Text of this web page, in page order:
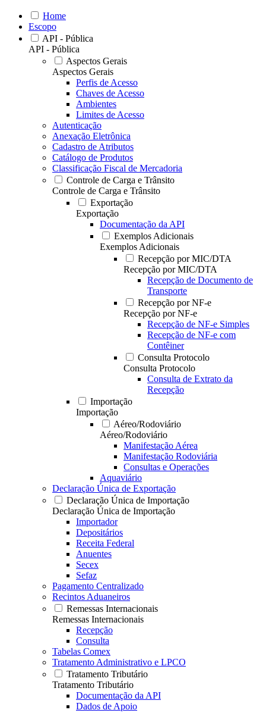
Home
Escopo
API - Pública
API - Pública
Aspectos Gerais
Aspectos Gerais
Perfis de Acesso
Chaves de Acesso
Ambientes
Limites de Acesso
Autenticação
Anexação Eletrônica
Cadastro de Atributos
Catálogo de Produtos
Classificação Fiscal de Mercadoria
Controle de Carga e Trânsito
Controle de Carga e Trânsito
Exportação
Exportação
Documentação da API
Exemplos Adicionais
Exemplos Adicionais
Recepção por MIC/DTA
Recepção por MIC/DTA
Recepção de Documento de
Transporte
Recepção por NF-e
Recepção por NF-e
Recepção de NF-e Simples
Recepção de NF-e com
Contêiner
Consulta Protocolo
Consulta Protocolo
Consulta de Extrato da
Recepção
Importação
Importação
Aéreo/Rodoviário
Aéreo/Rodoviário
Manifestação Aérea
Manifestação Rodoviária
Consultas e Operações
Aquaviário
Declaração Única de Exportação
Declaração Única de Importação
Declaração Única de Importação
Importador
Depositários
Receita Federal
Anuentes
Secex
Sefaz
Pagamento Centralizado
Recintos Aduaneiros
Remessas Internacionais
Remessas Internacionais
Recepção
Consulta
Tabelas Comex
Tratamento Administrativo e LPCO
Tratamento Tributário
Tratamento Tributário
Documentação da API
Dados de Apoio